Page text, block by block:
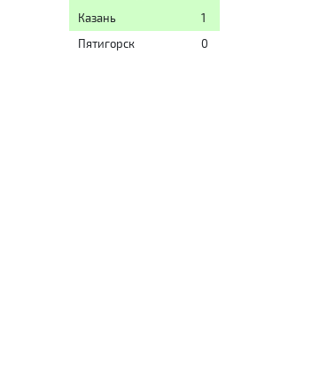
Казань
1
Пятигорск
0